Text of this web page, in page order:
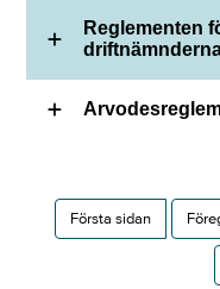
Reglementen
Första sidan